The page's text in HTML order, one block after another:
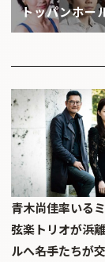
トッパンホー
青木尚佳率いる
弦楽トリオが浜
ルへ――名手たち